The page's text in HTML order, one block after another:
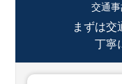
交通
まずは交
丁寧